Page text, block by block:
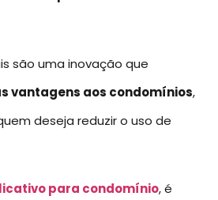
são uma inovação que
vantagens aos condomínios,
deseja reduzir o uso de
para condomínio, é